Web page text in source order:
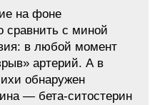
на фоне
сравнить с миной
в любой момент
артерий. А в
обнаружен
— бета-ситостерин